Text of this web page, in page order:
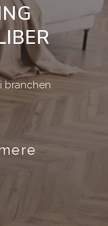
branchen